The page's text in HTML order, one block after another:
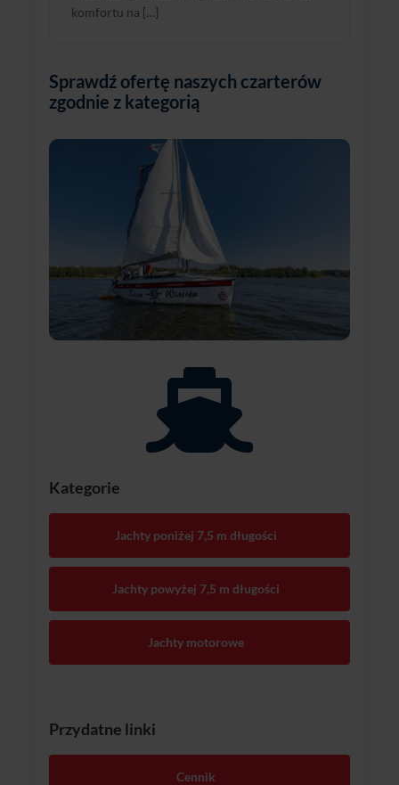
komfortu na […]
Sprawdź ofertę naszych czarterów
zgodnie z kategorią

Kategorie
Jachty poniżej 7,5 m długości
Jachty powyżej 7,5 m długości
Jachty motorowe
Przydatne linki
Cennik